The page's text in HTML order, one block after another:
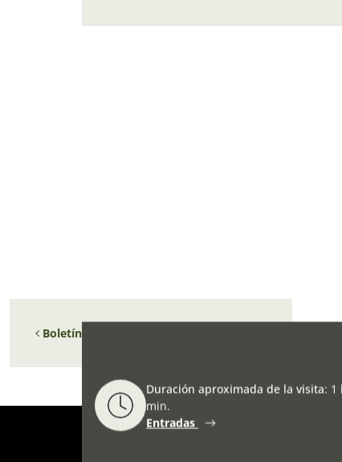
Navegación de entradas
Boletín de actividades de mayo a agosto
Duración aproximada de la visita: 1
min.
Entradas